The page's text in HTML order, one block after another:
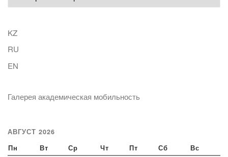
KZ
RU
EN
Галерея академическая мобильность
АВГУСТ 2026
Пн Вт Ср Чт Пт Сб Вс